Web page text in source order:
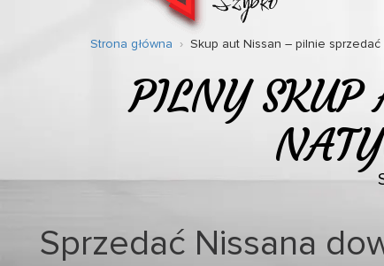
Strona główna Skup aut Nissan – pilnie
PILNY SKUP
Sprzedać Nissana